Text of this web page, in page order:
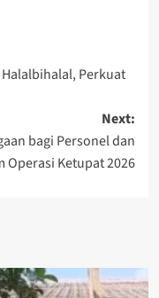
Perkuat
Next:
bagi Personel dan
Operasi Ketupat 2026